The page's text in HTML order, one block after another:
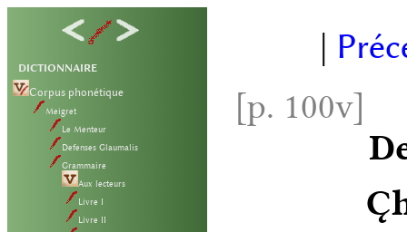
DICTIONNAIRE
Corpus phonétique
Meigret
Le Menteur
Defenses Glaumalis
Grammaire
Aux lecteurs
Livre I
Livre II
|
[p. 100v]